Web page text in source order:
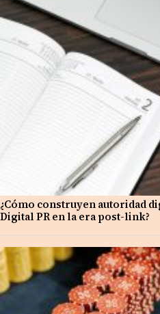
¿Cómo construyen autoridad
Digital PR en la era post-link?